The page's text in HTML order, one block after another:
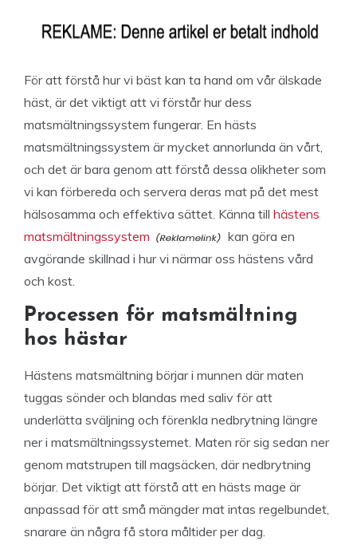
För att förstå hur vi bäst kan ta hand om vår älskade
häst, är det viktigt att vi förstår hur dess
matsmältningssystem fungerar. En hästs
matsmältningssystem är mycket annorlunda än vårt,
och det är bara genom att förstå dessa olikheter som
vi kan förbereda och servera deras mat på det mest
hälsosamma och effektiva sättet. Känna till hästens
matsmältningssystem
kan göra en
avgörande skillnad i hur vi närmar oss hästens vård
och kost.
Processen för matsmältning
hos hästar
Hästens matsmältning börjar i munnen där maten
tuggas sönder och blandas med saliv för att
underlätta sväljning och förenkla nedbrytning längre
ner i matsmältningssystemet. Maten rör sig sedan ner
genom matstrupen till magsäcken, där nedbrytning
börjar. Det viktigt att förstå att en hästs mage är
anpassad för att små mängder mat intas regelbundet,
snarare än några få stora måltider per dag.